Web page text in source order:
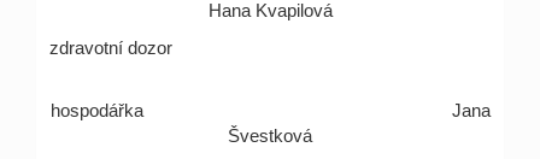
Hana Kvapilová
zdravotní dozor
hospodářka Jana
Švestková